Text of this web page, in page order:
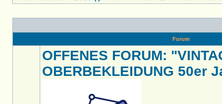
Forum
OFFENES FORUM:
OBERBEKLEIDUNG 50er